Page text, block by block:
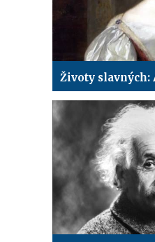
Životy slavných: